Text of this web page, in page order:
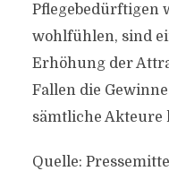
Pflegebedürftigen
wohlfühlen, sind
Erhöhung der
Fallen die
sämtliche Akteure
Quelle: